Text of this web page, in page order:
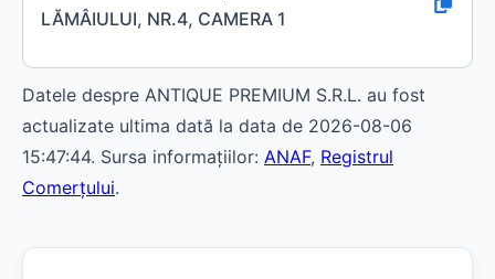
LĂMÂIULUI, NR.4, CAMERA 1
Datele despre ANTIQUE PREMIUM S.R.L. au fost
actualizate ultima dată la data de 2026-08-06
15:47:44. Sursa informațiilor: ANAF, Registrul
Comerțului.